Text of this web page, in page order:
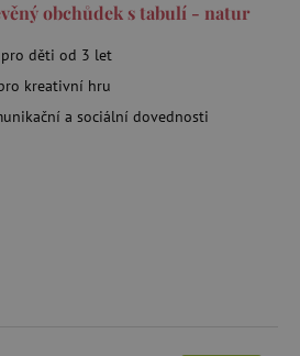
obchůdek s tabulí - natur
děti od 3 let
kreativní hru
a sociální dovednosti